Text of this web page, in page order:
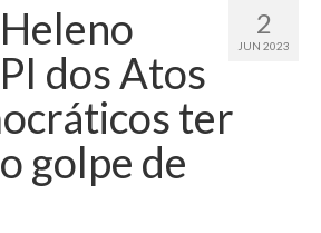
2
JUN 2023
dos Atos
ter
golpe de